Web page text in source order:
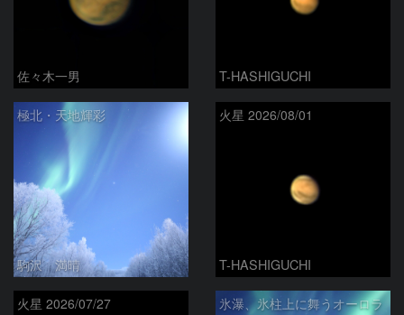
佐々木一男 T-HASHIGUCHI
極北・天地輝彩
駒沢 満晴
火星 2026/08/01
T-HASHIGUCHI
火星 2026/07/27 氷瀑、氷柱上に舞うオーロラ